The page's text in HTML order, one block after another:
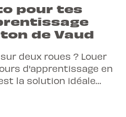
pour tes
de Vaud
deux roues ? Louer
d'apprentissage en
la solution idéale